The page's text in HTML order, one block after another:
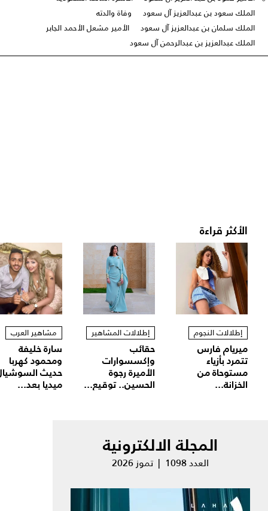
الملك سعود بن عبدالعزيز آل سعود
وفاة والدته
الملك سلمان بن عبدالعزيز آل سعود
الأمير مشعل الأحمد الجابر
الملك عبدالعزيز بن عبدالرحمن آل سعود
الأكثر قراءة
إطلالات النجوم
ميريام فارس
تتمرد بأزياء
مستوحاة من
الخزانة...
إطلالات المشاهير
حقائب
وإكسسوارات
الأميرة رجوة
الحسين.. توقيع...
مشاهير العرب
سارة خليفة
ومحمود كهربا
حديث
ميديا بعد...
المجلة الالكترونية
العدد 1098 | تموز 2026